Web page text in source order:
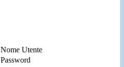
Nome Utente
Password